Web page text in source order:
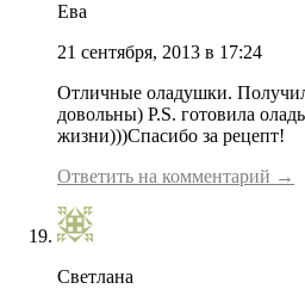
Ева
21 сентября, 2013 в 17:24
Отличные оладушки.
довольны) Р.S. готовила
жизни)))Спасибо за рецепт!
Ответить на комментарий →
Светлана